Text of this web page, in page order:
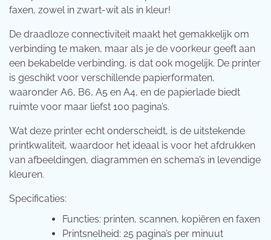
faxen, zowel in zwart-wit als in kleur!
De draadloze connectiviteit maakt het gemakkelijk om
verbinding te maken, maar als je de voorkeur geeft aan
een bekabelde verbinding, is dat ook mogelijk. De printer
is geschikt voor verschillende papierformaten,
waaronder A6, B6, A5 en A4, en de papierlade biedt
ruimte voor maar liefst 100 pagina’s.
Wat deze printer echt onderscheidt, is de uitstekende
printkwaliteit, waardoor het ideaal is voor het afdrukken
van afbeeldingen, diagrammen en schema’s in levendige
kleuren.
Specificaties:
Functies: printen, scannen, kopiëren en faxen
Printsnelheid: 25 pagina’s per minuut